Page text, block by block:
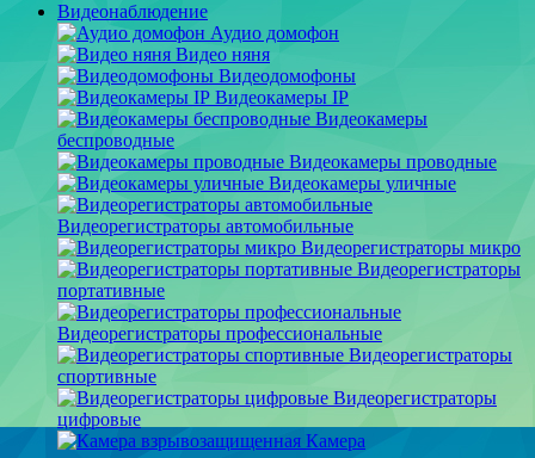
Видеонаблюдение
Аудио домофон
Видео няня
Видеодомофоны
Видеокамеры IP
Видеокамеры
беспроводные
Видеокамеры проводные
Видеокамеры уличные
Видеорегистраторы автомобильные
Видеорегистраторы микро
Видеорегистраторы
портативные
Видеорегистраторы профессиональные
Видеорегистраторы
спортивные
Видеорегистраторы
цифровые
Камера